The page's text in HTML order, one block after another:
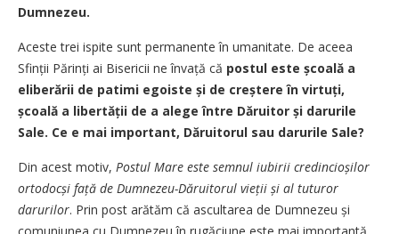
Dumnezeu.
Aceste trei ispite sunt permanente în umanitate. De aceea
Sfinții Părinți ai Bisericii ne învață că postul este școală a
eliberării de patimi egoiste și de creștere în virtuți,
școală a libertății de a alege între Dăruitor și darurile
Sale. Ce e mai important, Dăruitorul sau darurile Sale?
Din acest motiv, Postul Mare este semnul iubirii credincioșilor
ortodocși față de Dumnezeu-Dăruitorul vieții și al tuturor
darurilor. Prin post arătăm că ascultarea de Dumnezeu și